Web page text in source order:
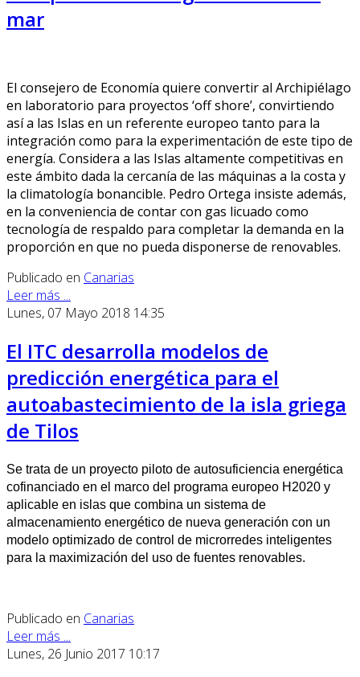
mar
El consejero de Economía quiere convertir al Archipiélago
en laboratorio para proyectos ‘off shore’, convirtiendo
así a las Islas en un referente europeo tanto para la
integración como para la experimentación de este tipo de
energía. Considera a las Islas altamente competitivas en
este ámbito dada la cercanía de las máquinas a la costa y
la climatología bonancible. Pedro Ortega insiste además,
en la conveniencia de contar con gas licuado como
tecnología de respaldo para completar la demanda en la
proporción en que no pueda disponerse de renovables.
Publicado en Canarias
Leer más ...
Lunes, 07 Mayo 2018 14:35
El ITC desarrolla modelos de
predicción energética para el
autoabastecimiento de la isla griega
de Tilos
Se trata de un proyecto piloto de autosuficiencia energética
cofinanciado en el marco del programa europeo H2020 y
aplicable en islas que combina un sistema de
almacenamiento energético de nueva generación con un
modelo optimizado de control de microrredes inteligentes
para la maximización del uso de fuentes renovables.
Publicado en Canarias
Leer más ...
Lunes, 26 Junio 2017 10:17